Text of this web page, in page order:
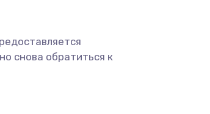
снова обратиться к